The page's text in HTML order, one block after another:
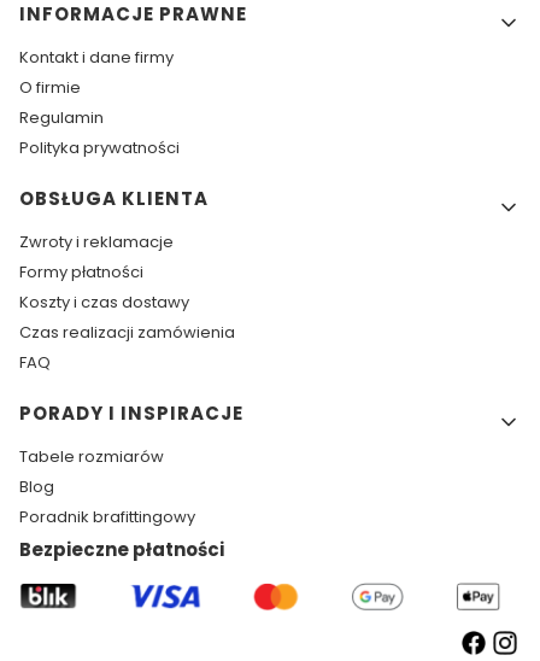
INFORMACJE PRAWNE
Kontakt i dane firmy
O firmie
Regulamin
Polityka prywatności
OBSŁUGA KLIENTA
Zwroty i reklamacje
Formy płatności
Koszty i czas dostawy
Czas realizacji zamówienia
FAQ
PORADY I INSPIRACJE
Tabele rozmiarów
Blog
Poradnik brafittingowy
Bezpieczne płatności